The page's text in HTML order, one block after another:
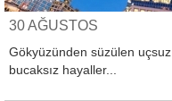
30 AĞUSTOS
Gökyüzünden süzülen uçsuz
bucaksız hayaller...